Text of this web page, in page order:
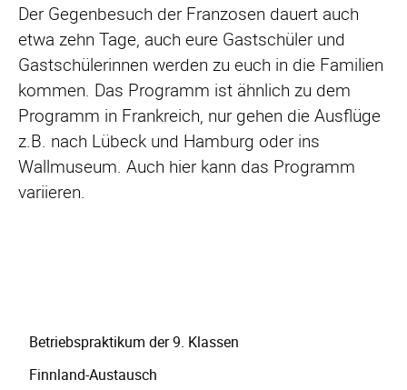
Der Gegenbesuch der Franzosen dauert auch
etwa zehn Tage, auch eure Gastschüler und
Gastschülerinnen werden zu euch in die Familien
kommen. Das Programm ist ähnlich zu dem
Programm in Frankreich, nur gehen die Ausflüge
z.B. nach Lübeck und Hamburg oder ins
Wallmuseum. Auch hier kann das Programm
variieren.
überspringen
Betriebspraktikum der 9. Klassen
Finnland-Austausch